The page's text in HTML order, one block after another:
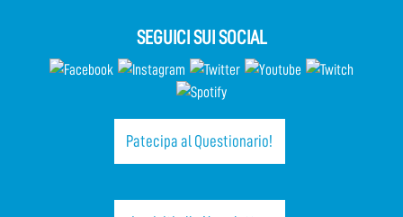
SEGUICI SUI SOCIAL
Patecipa al Questionario!